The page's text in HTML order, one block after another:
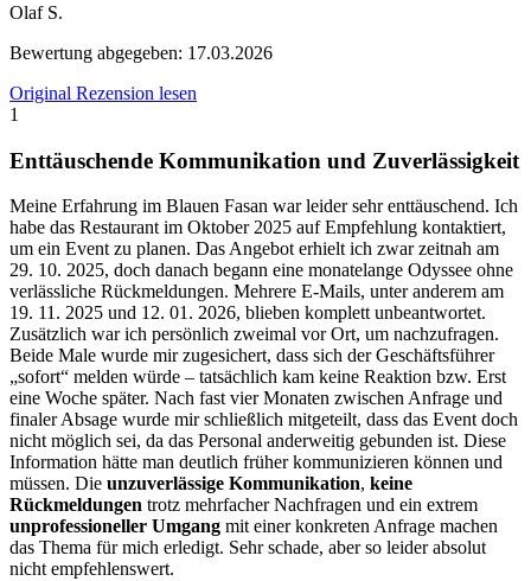
Olaf S.
Bewertung abgegeben: 17.03.2026
Original Rezension lesen
1
Enttäuschende Kommunikation und Zuverlässigkeit
Meine Erfahrung im Blauen Fasan war leider sehr enttäuschend. Ich
habe das Restaurant im Oktober 2025 auf Empfehlung kontaktiert,
um ein Event zu planen. Das Angebot erhielt ich zwar zeitnah am
29. 10. 2025, doch danach begann eine monatelange Odyssee ohne
verlässliche Rückmeldungen. Mehrere E-Mails, unter anderem am
19. 11. 2025 und 12. 01. 2026, blieben komplett unbeantwortet.
Zusätzlich war ich persönlich zweimal vor Ort, um nachzufragen.
Beide Male wurde mir zugesichert, dass sich der Geschäftsführer
„sofort“ melden würde – tatsächlich kam keine Reaktion bzw. Erst
eine Woche später. Nach fast vier Monaten zwischen Anfrage und
finaler Absage wurde mir schließlich mitgeteilt, dass das Event doch
nicht möglich sei, da das Personal anderweitig gebunden ist. Diese
Information hätte man deutlich früher kommunizieren können und
müssen. Die unzuverlässige Kommunikation, keine
Rückmeldungen trotz mehrfacher Nachfragen und ein extrem
unprofessioneller Umgang mit einer konkreten Anfrage machen
das Thema für mich erledigt. Sehr schade, aber so leider absolut
nicht empfehlenswert.